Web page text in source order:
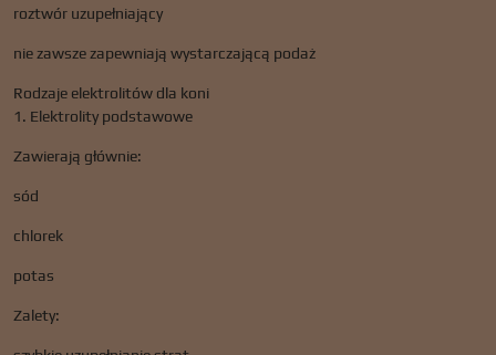
roztwór uzupełniający
nie zawsze zapewniają wystarczającą podaż
Rodzaje elektrolitów dla koni
1. Elektrolity podstawowe
Zawierają głównie:
sód
chlorek
potas
Zalety: